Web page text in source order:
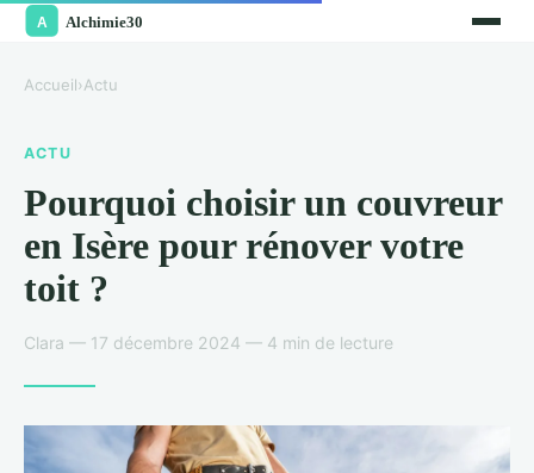
Accueil›Actu
ACTU
Pourquoi choisir un couvreur
en Isère pour rénover votre
toit ?
Clara — 17 décembre 2024 — 4 min de lecture